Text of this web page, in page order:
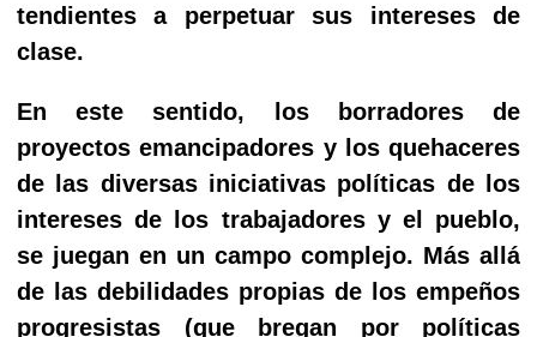
tendientes a perpetuar sus intereses de
clase.
En este sentido, los borradores de
proyectos emancipadores y los quehaceres
de las diversas iniciativas políticas de los
intereses de los trabajadores y el pueblo,
se juegan en un campo complejo. Más allá
de las debilidades propias de los empeños
progresistas (que bregan por políticas